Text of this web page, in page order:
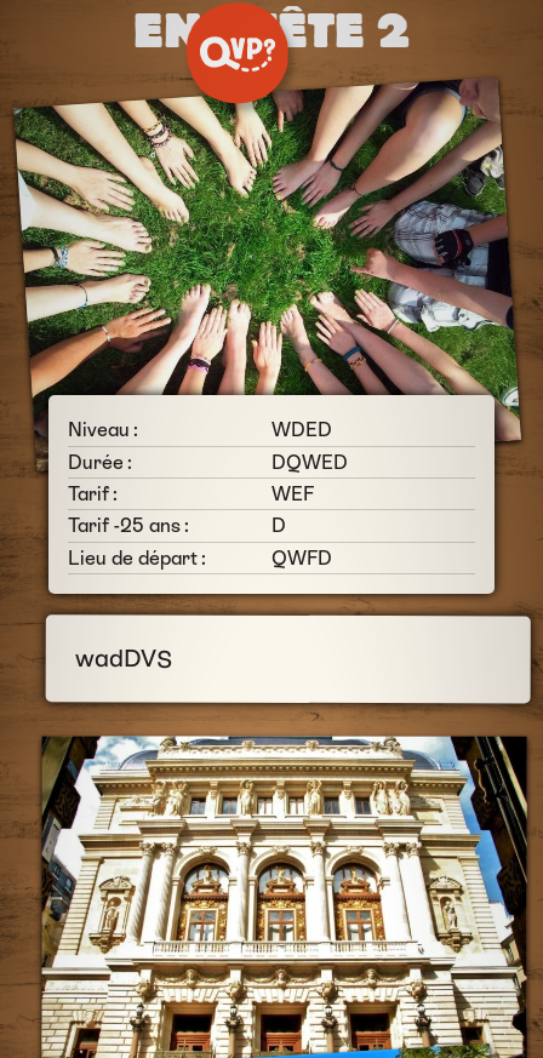
ENQUÊTE 2
Niveau :
WDED
Durée :
DQWED
Tarif :
WEF
Tarif -25 ans :
D
Lieu de départ :
QWFD
wadDVS